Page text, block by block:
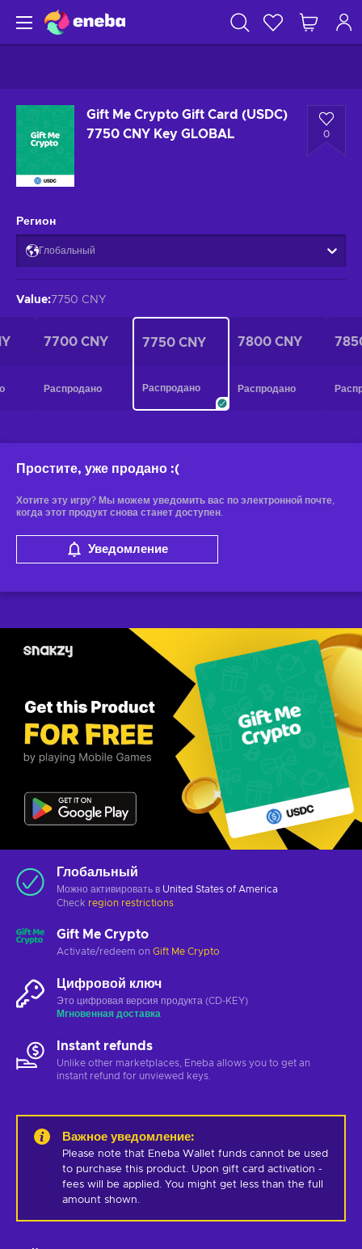
Gift Me Crypto Gift Card (USDC)
7750 CNY Key GLOBAL
0
Простите, уже продано :(
Хотите эту игру? Мы можем уведомить вас по электронной почте,
когда этот продукт снова станет доступен.
Уведомление
Глобальный
Можно активировать в United States of America
Check region restrictions
Gift Me Crypto
Activate/redeem on Gift Me Crypto
Цифровой ключ
Это цифровая версия продукта (CD-KEY)
Мгновенная доставка
Instant refunds
Unlike other marketplaces, Eneba allows you to get an
instant refund for unviewed keys.
Регион
Глобальный
Value:7750 CNY
7700 CNY
Распродано
7750 CNY
Распродано
7800 CNY
Распродано
Важное уведомление:
Please note that Eneba Wallet funds cannot be used
to purchase this product. Upon gift card activation -
fees will be applied. You might get less than the full
amount shown.